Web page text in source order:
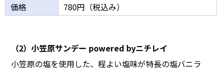
価格 780円（税込み）
（2）小笠原サンデー powered byニチレイ
小笠原の塩を使用した、程よい塩味が特長の塩バニラ